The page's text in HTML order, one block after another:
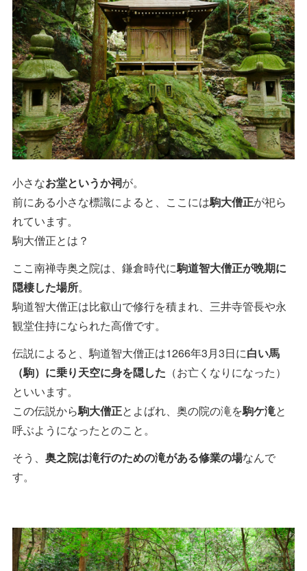
小さなお堂というか祠が。
前にある小さな標識によると、ここには駒大僧正が祀ら
れています。
駒大僧正とは？
ここ南禅寺奥之院は、鎌倉時代に駒道智大僧正が晩期に
隠棲した場所。
駒道智大僧正は比叡山で修行を積まれ、三井寺管長や永
観堂住持になられた高僧です。
伝説によると、駒道智大僧正は1266年3月3日に白い馬
（駒）に乗り天空に身を隠した （お亡くなりになった）
といいます。
この伝説から駒大僧正とよばれ、奥の院の滝を駒ケ滝と
呼ぶようになったとのこと。
そう、 奥之院は滝行のための滝がある修業の場なんで
す。